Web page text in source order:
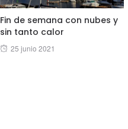
Fin de semana con nubes y
sin tanto calor
Posted
25 junio 2021